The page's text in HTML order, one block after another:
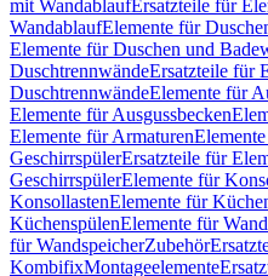
mit WandablaufErsatzteile für
WandablaufElemente für
Elemente für Duschen und
DuschtrennwändeErsatzteile für
DuschtrennwändeElemente für
Elemente für Ausgussbecken
Elemente für Armaturen
GeschirrspülerErsatzteile für
GeschirrspülerElemente für
KonsollastenElemente für
KüchenspülenElemente für
für WandspeicherZubehör
KombifixMontageelemente